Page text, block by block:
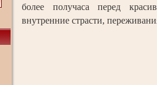
более получаса перед
внутренние страсти,